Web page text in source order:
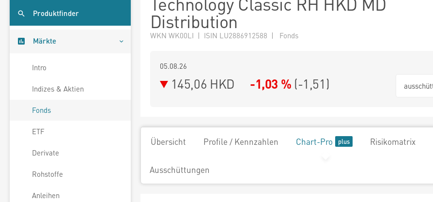
Produktfinder
Märkte
Intro
Indizes & Aktien
Fonds
ETF
Derivate
Rohstoffe
Anleihen
Distribution
WKN WK00LI | ISIN LU2886912588 | Fonds
05.08.26
145,06 HKD -1,03 % (-1,51)
Übersicht Profile / Kennzahlen Chart-Pro Risikomatrix
Ausschüttungen